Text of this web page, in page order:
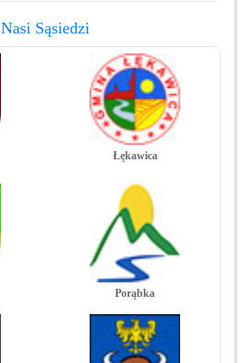
Nasi Sąsiedzi
Łękawica
Porąbka